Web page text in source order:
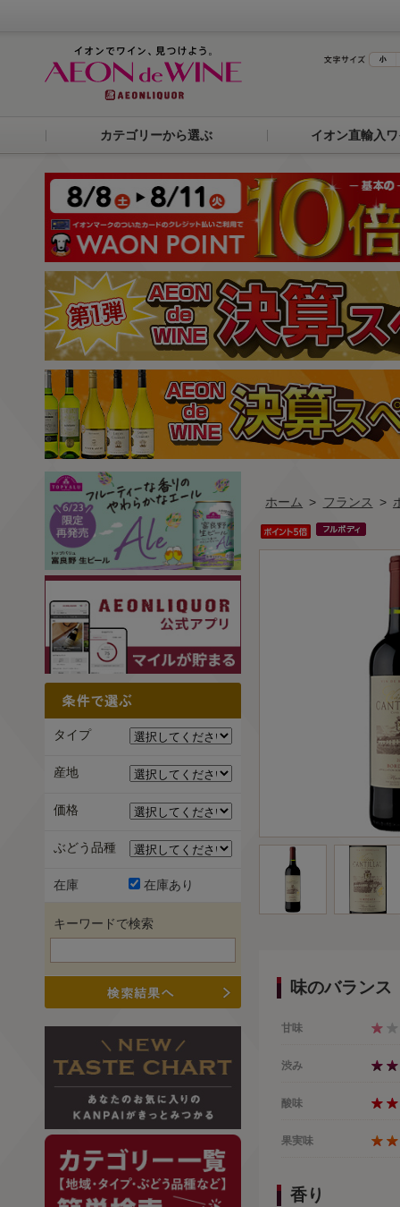
カテゴリーから選ぶ イオン直輸入
ホーム > フランス >
味のバランス
甘味
渋み
酸味
果実味
香り
タイプ
産地
価格
ぶどう品種
在庫 在庫あり
キーワードで検索